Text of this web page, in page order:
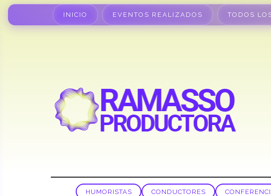
INICIO EVENTOS REALIZADOS TODOS
HUMORISTAS CONDUCTORES